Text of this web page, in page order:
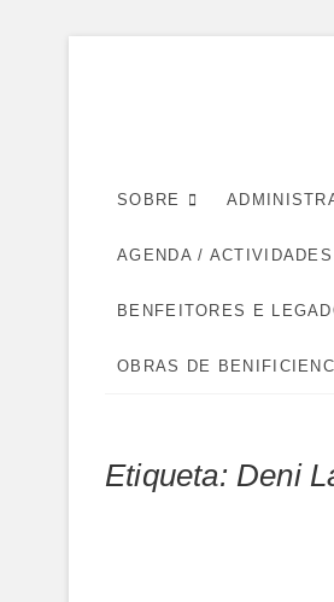
SOBRE
AGENDA /
BENFEITORES E
OBRAS DE
Etiqueta: Deni